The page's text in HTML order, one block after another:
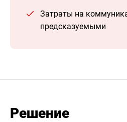
Затраты на
предсказуемыми
Решение